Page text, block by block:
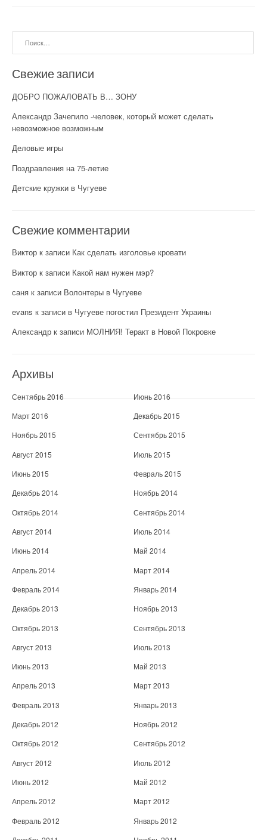
Свежие записи
ДОБРО ПОЖАЛОВАТЬ В… ЗОНУ
Александр Зачепило -человек, который может сделать
невозможное возможным
Деловые игры
Поздравления на 75-летие
Детские кружки в Чугуеве
Свежие комментарии
Виктор к записи Как сделать изголовье кровати
Виктор к записи Какой нам нужен мэр?
саня к записи Волонтеры в Чугуеве
evans к записи в Чугуеве погостил Президент Украины
Александр к записи МОЛНИЯ! Теракт в Новой Покровке
Архивы
Сентябрь 2016
Июнь 2016
Март 2016
Декабрь 2015
Ноябрь 2015
Сентябрь 2015
Август 2015
Июль 2015
Июнь 2015
Февраль 2015
Декабрь 2014
Ноябрь 2014
Октябрь 2014
Сентябрь 2014
Август 2014
Июль 2014
Июнь 2014
Май 2014
Апрель 2014
Март 2014
Февраль 2014
Январь 2014
Декабрь 2013
Ноябрь 2013
Октябрь 2013
Сентябрь 2013
Август 2013
Июль 2013
Июнь 2013
Май 2013
Апрель 2013
Март 2013
Февраль 2013
Январь 2013
Декабрь 2012
Ноябрь 2012
Октябрь 2012
Сентябрь 2012
Август 2012
Июль 2012
Июнь 2012
Май 2012
Апрель 2012
Март 2012
Февраль 2012
Январь 2012